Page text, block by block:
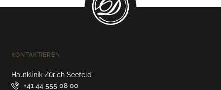
KONTAKTIEREN
Hautklinik Zürich Seefeld
+41 44 555 08 00